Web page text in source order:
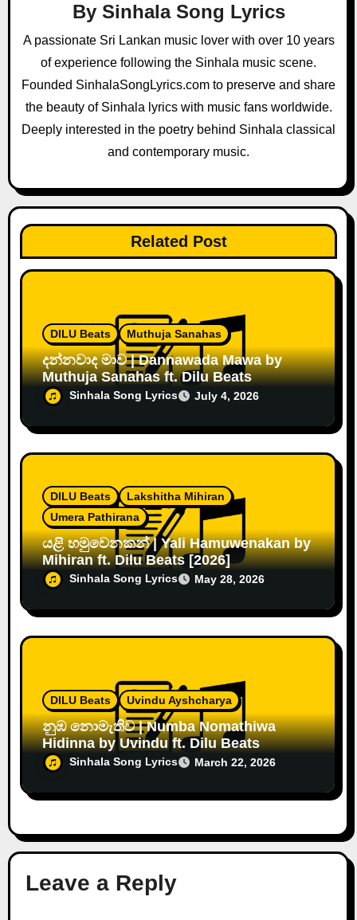
g
t
i
n
By Sinhala Song Lyrics
A passionate Sri Lankan music lover with over 10 years
of experience following the Sinhala music scene.
Founded SinhalaSongLyrics.com to preserve and share
the beauty of Sinhala lyrics with music fans worldwide.
Deeply interested in the poetry behind Sinhala classical
and contemporary music.
Related Post
DILU Beats Muthuja Sanahas
දන්නවාද මාව | Dannawada Mawa by
Muthuja Sanahas ft. Dilu Beats
Sinhala Song Lyrics July 4, 2026
DILU Beats
Lakshitha Mihiran
Umera Pathirana
යළි හමුවෙනකන් | Yali Hamuwenakan by
Mihiran ft. Dilu Beats [2026]
Sinhala Song Lyrics May 28, 2026
DILU Beats Uvindu Ayshcharya
නුඹ නොමැතිව | Numba Nomathiwa
Hidinna by Uvindu ft. Dilu Beats
Sinhala Song Lyrics March 22, 2026
Leave a Reply